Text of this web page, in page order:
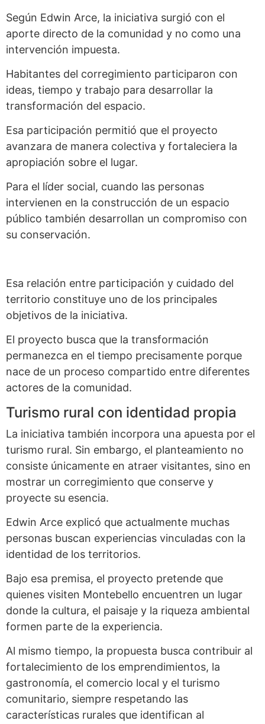
Según Edwin Arce, la iniciativa surgió con el
aporte directo de la comunidad y no como una
intervención impuesta.
Habitantes del corregimiento participaron con
ideas, tiempo y trabajo para desarrollar la
transformación del espacio.
Esa participación permitió que el proyecto
avanzara de manera colectiva y fortaleciera la
apropiación sobre el lugar.
Para el líder social, cuando las personas
intervienen en la construcción de un espacio
público también desarrollan un compromiso con
su conservación.
Esa relación entre participación y cuidado del
territorio constituye uno de los principales
objetivos de la iniciativa.
El proyecto busca que la transformación
permanezca en el tiempo precisamente porque
nace de un proceso compartido entre diferentes
actores de la comunidad.
Turismo rural con identidad propia
La iniciativa también incorpora una apuesta por el
turismo rural. Sin embargo, el planteamiento no
consiste únicamente en atraer visitantes, sino en
mostrar un corregimiento que conserve y
proyecte su esencia.
Edwin Arce explicó que actualmente muchas
personas buscan experiencias vinculadas con la
identidad de los territorios.
Bajo esa premisa, el proyecto pretende que
quienes visiten Montebello encuentren un lugar
donde la cultura, el paisaje y la riqueza ambiental
formen parte de la experiencia.
Al mismo tiempo, la propuesta busca contribuir al
fortalecimiento de los emprendimientos, la
gastronomía, el comercio local y el turismo
comunitario, siempre respetando las
características rurales que identifican al